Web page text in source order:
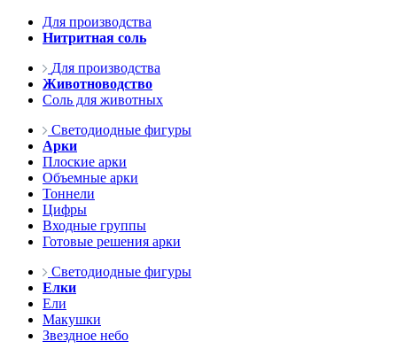
Для производства
Нитритная соль
Для производства
Животноводство
Соль для животных
Светодиодные фигуры
Арки
Плоские арки
Объемные арки
Тоннели
Цифры
Входные группы
Готовые решения арки
Светодиодные фигуры
Елки
Ели
Макушки
Звездное небо